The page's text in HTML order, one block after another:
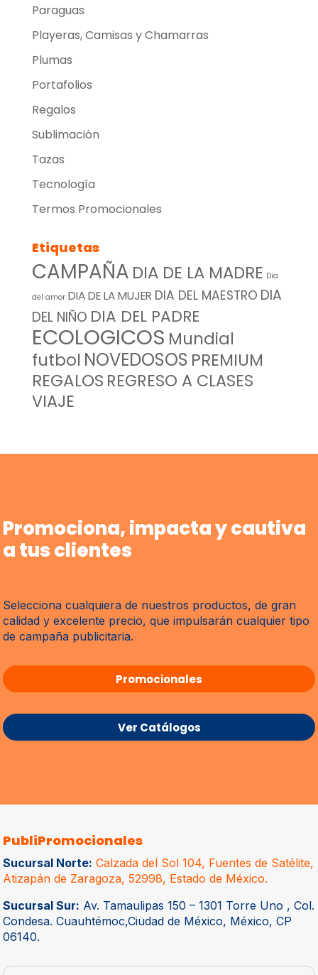
Paraguas
Playeras, Camisas y Chamarras
Plumas
Portafolios
Regalos
Sublimación
Tazas
Tecnología
Termos Promocionales
Etiquetas
CAMPAÑA DIA DE LA MADRE Dia
del amor DIA DE LA MUJER DIA DEL MAESTRO DIA
DEL NIÑO DIA DEL PADRE
ECOLOGICOS Mundial
futbol NOVEDOSOS PREMIUM
REGALOS REGRESO A CLASES
VIAJE
Promociona, impacta y cautiva
a tus clientes
Selecciona cualquiera de nuestros productos, de gran
calidad y excelente precio, que impulsarán cualquier tipo
de campaña publicitaria.
Promocionales
Ver Catálogos
PubliPromocionales
Sucursal Norte: Calzada del Sol 104, Fuentes de Satélite,
Atizapán de Zaragoza, 52998, Estado de México.
Sucursal Sur: Av. Tamaulipas 150 – 1301 Torre Uno , Col.
Condesa. Cuauhtémoc,Ciudad de México, México, CP
06140.